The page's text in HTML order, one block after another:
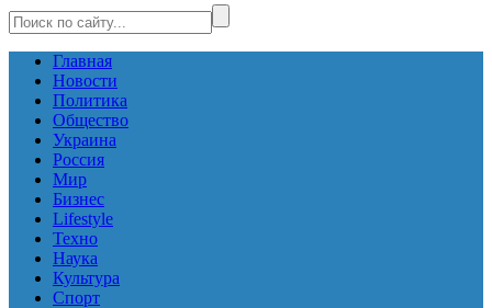
Главная
Новости
Политика
Общество
Украина
Россия
Мир
Бизнес
Lifestyle
Техно
Наука
Культура
Спорт